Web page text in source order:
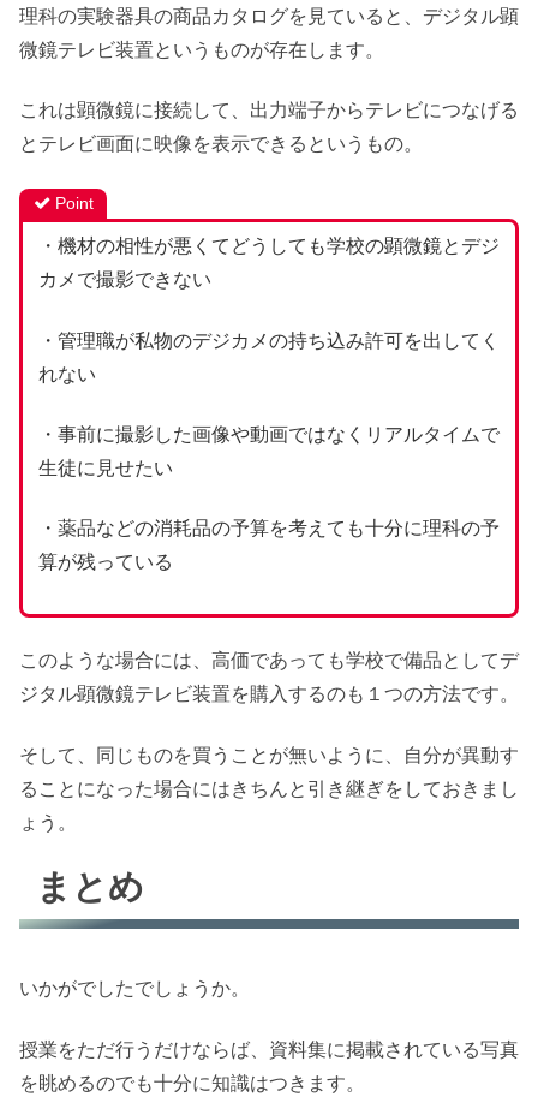
理科の実験器具の商品カタログを見ていると、デジタル顕
微鏡テレビ装置というものが存在します。
これは顕微鏡に接続して、出力端子からテレビにつなげる
とテレビ画面に映像を表示できるというもの。
Point
・機材の相性が悪くてどうしても学校の顕微鏡とデジ
カメで撮影できない
・管理職が私物のデジカメの持ち込み許可を出してく
れない
・事前に撮影した画像や動画ではなくリアルタイムで
生徒に見せたい
・薬品などの消耗品の予算を考えても十分に理科の予
算が残っている
このような場合には、高価であっても学校で備品としてデ
ジタル顕微鏡テレビ装置を購入するのも１つの方法です。
そして、同じものを買うことが無いように、自分が異動す
ることになった場合にはきちんと引き継ぎをしておきまし
ょう。
まとめ
いかがでしたでしょうか。
授業をただ行うだけならば、資料集に掲載されている写真
を眺めるのでも十分に知識はつきます。